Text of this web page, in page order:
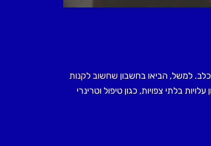
למשל, הביאו בחשבון שחשוב לקנות
בלתי צפויות, כגון טיפול וטרינרי